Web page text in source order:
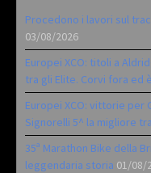
Procedono i lavori sul
03/08/2026
Europei XCO: titoli a
tra gli Elite. Corvi fora ed
Europei XCO: vittorie per
Signorelli 5^ la migliore
35ª Marathon Bike della
leggendaria storia 01/08/